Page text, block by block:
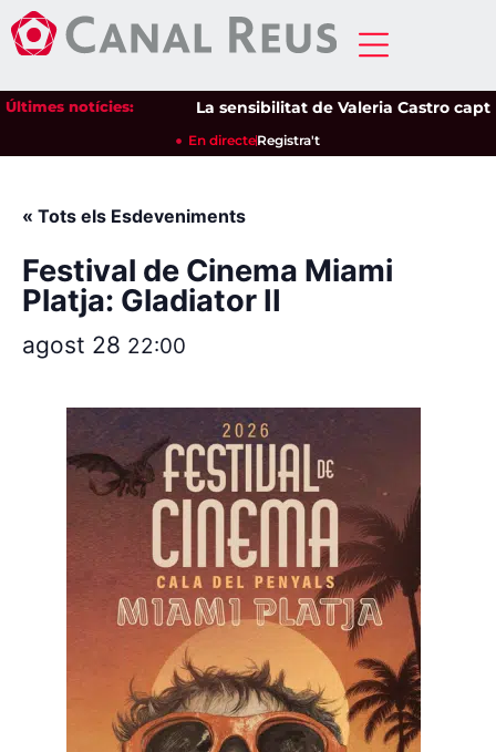
Últimes notícies: La sensibilitat de Valeria Castro
En directeRegistra't
« Tots els Esdeveniments
Festival de Cinema Miami
Platja: Gladiator II
agost 28 22:00